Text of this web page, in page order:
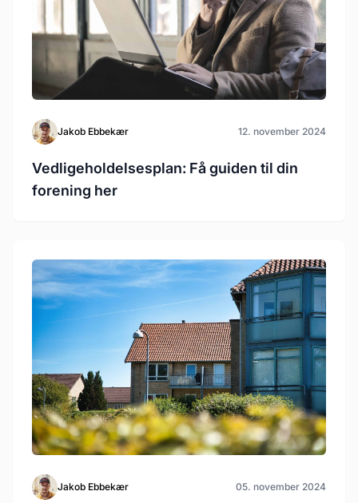
Jakob Ebbekær 12. november 2024
Vedligeholdelsesplan: Få guiden til din
forening her
Jakob Ebbekær 05. november 2024